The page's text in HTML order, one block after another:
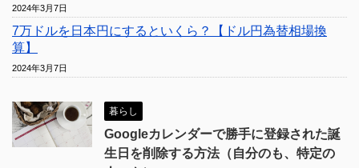
2024年3月7日
7万ドルを日本円にするといくら？【ドル円為替相場換
算】
2024年3月7日
暮らし
Googleカレンダーで勝手に登録された誕
生日を削除する方法（自分のも、特定の